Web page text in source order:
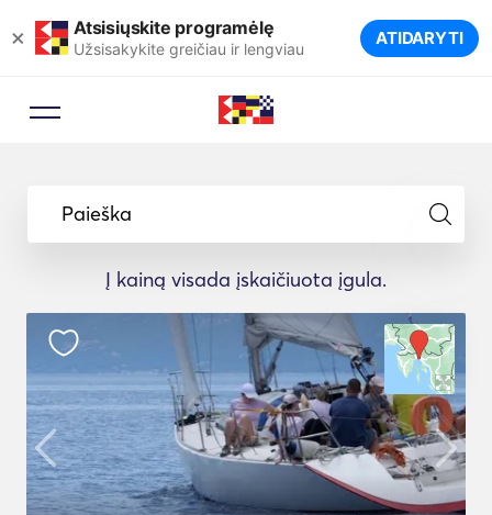
× Atsisiųskite programėlę
Užsisakykite greičiau ir lengviau ATIDARYTI
Paieška
Į kainą visada įskaičiuota įgula.